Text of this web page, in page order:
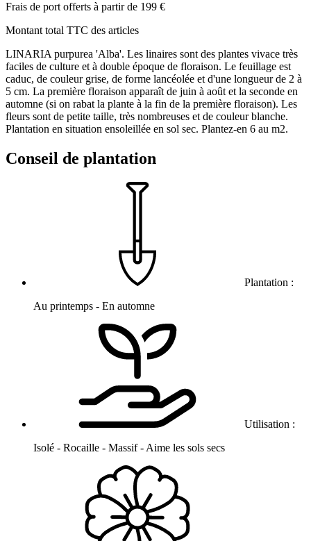
Frais de port offerts à partir de 199 €
Montant total TTC des articles
LINARIA purpurea 'Alba'. Les linaires sont des plantes vivace très
faciles de culture et à double époque de floraison. Le feuillage est
caduc, de couleur grise, de forme lancéolée et d'une longueur de 2 à
5 cm. La première floraison apparaît de juin à août et la seconde en
automne (si on rabat la plante à la fin de la première floraison). Les
fleurs sont de petite taille, très nombreuses et de couleur blanche.
Plantation en situation ensoleillée en sol sec. Plantez-en 6 au m2.
Conseil de plantation
Plantation :
Au printemps - En automne
Utilisation :
Isolé - Rocaille - Massif - Aime les sols secs